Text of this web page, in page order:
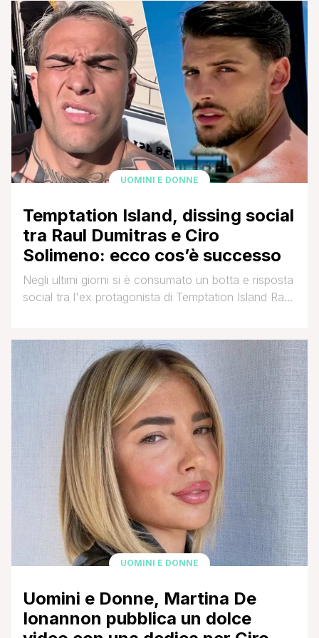
abbiano provato a procedere con i famosi 'piedi di
piombo', non si sono più separati. Convivono
stabilmente a casa di lei a Roma, ma in [']
UOMINI E DONNE
Temptation Island, dissing social
tra Raul Dumitras e Ciro
Solimeno: ecco cos’è successo
Negli ultimi giorni si è consumato un botta e risposta
social tra l'ex protagonista di Temptation Island Raul
De Ioannon, con la quale Raul aveva partecipato
all'undicesima edizione del reality delle tentazioni.
Nonostante, infatti, sia passato ormai diverso tempo
UOMINI E DONNE
Uomini e Donne, Martina De
Ionannon pubblica un dolce